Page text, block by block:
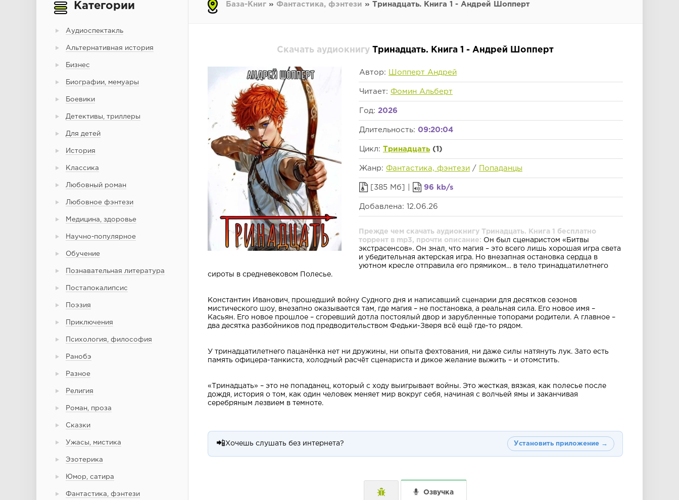
Категории
Аудиоспектакль
Альтернативная история
Бизнес
Биографии, мемуары
Боевики
Детективы, триллеры
Для детей
История
Классика
Любовный роман
Любовное фэнтези
Медицина, здоровье
Научно-популярное
Обучение
Познавательная литература
Постапокалипсис
Поэзия
Приключения
Психология, философия
Ранобэ
Разное
Религия
Роман, проза
Сказки
Ужасы, мистика
Эзотерика
Юмор, сатира
Фантастика, фэнтези
База-Книг » Фантастика, фэнтези » Тринадцать. Книга 1 - Андрей Шопперт
Скачать аудиокнигу Тринадцать. Книга 1 - Андрей Шопперт
Автор: Шопперт Андрей
Читает: Фомин Альберт
Год: 2026
Длительность: 09:20:04
Цикл: Тринадцать (1)
Жанр: Фантастика, фэнтези / Попаданцы
[385 Мб] | 96 kb/s
Добавлена: 12.06.26
Прежде чем скачать аудиокнигу Тринадцать. Книга 1 бесплатно
торрент в mp3, прочти описание: Он был сценаристом «Битвы
экстрасенсов». Он знал, что магия – это всего лишь хорошая игра света
и убедительная актерская игра. Но внезапная остановка сердца в
уютном кресле отправила его прямиком… в тело тринадцатилетнего
сироты в средневековом Полесье.
Константин Иванович, прошедший войну Судного дня и написавший сценарии для десятков сезонов
мистического шоу, внезапно оказывается там, где магия – не постановка, а реальная сила. Его новое имя –
Касьян. Его новое прошлое – сгоревший дотла постоялый двор и зарубленные топорами родители. А главное –
два десятка разбойников под предводительством Федьки-Зверя всё ещё где-то рядом.
У тринадцатилетнего пацанёнка нет ни дружины, ни опыта фехтования, ни даже силы натянуть лук. Зато есть
память офицера-танкиста, холодный расчёт сценариста и дикое желание выжить – и отомстить.
«Тринадцать» – это не попаданец, который с ходу выигрывает войны. Это жесткая, вязкая, как полесье после
дождя, история о том, как один человек меняет мир вокруг себя, начиная с волчьей ямы и заканчивая
серебряным лезвием в темноте.
📲 Хочешь слушать без интернета? Установить приложение →
Озвучка